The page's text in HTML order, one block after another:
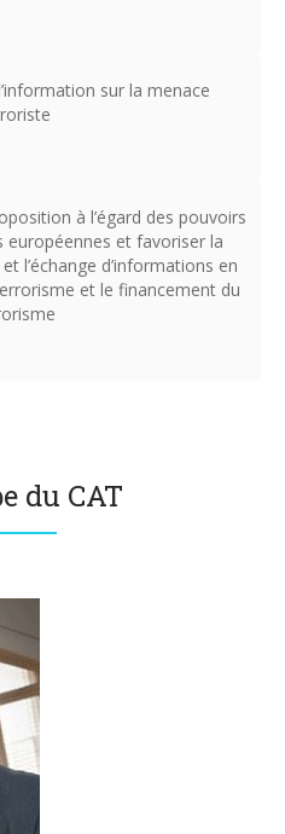
sur la menace
à l’égard des pouvoirs
et favoriser la
l’échange d’informations en
et le financement du
du CAT